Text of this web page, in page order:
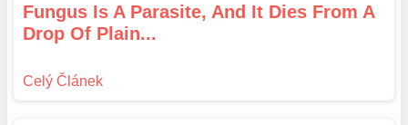
Fungus Is A Parasite, And It Dies From A
Drop Of Plain...